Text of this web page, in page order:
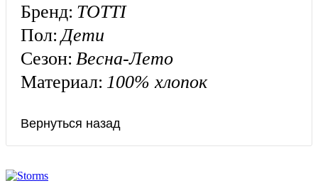
Бренд: TOTTI
Пол: Дети
Сезон: Весна-Лето
Материал: 100% хлопок